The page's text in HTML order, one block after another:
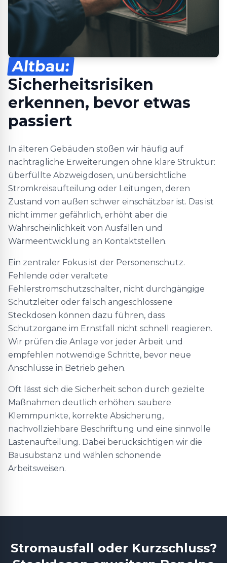
Altbau:
Sicherheitsrisiken
erkennen, bevor etwas
passiert
In älteren Gebäuden stoßen wir häufig auf
nachträgliche Erweiterungen ohne klare Struktur:
überfüllte Abzweigdosen, unübersichtliche
Stromkreisaufteilung oder Leitungen, deren
Zustand von außen schwer einschätzbar ist. Das ist
nicht immer gefährlich, erhöht aber die
Wahrscheinlichkeit von Ausfällen und
Wärmeentwicklung an Kontaktstellen.
Ein zentraler Fokus ist der Personenschutz.
Fehlende oder veraltete
Fehlerstromschutzschalter, nicht durchgängige
Schutzleiter oder falsch angeschlossene
Steckdosen können dazu führen, dass
Schutzorgane im Ernstfall nicht schnell reagieren.
Wir prüfen die Anlage vor jeder Arbeit und
empfehlen notwendige Schritte, bevor neue
Anschlüsse in Betrieb gehen.
Oft lässt sich die Sicherheit schon durch gezielte
Maßnahmen deutlich erhöhen: saubere
Klemmpunkte, korrekte Absicherung,
nachvollziehbare Beschriftung und eine sinnvolle
Lastenaufteilung. Dabei berücksichtigen wir die
Bausubstanz und wählen schonende
Arbeitsweisen.
Stromausfall oder Kurzschluss?